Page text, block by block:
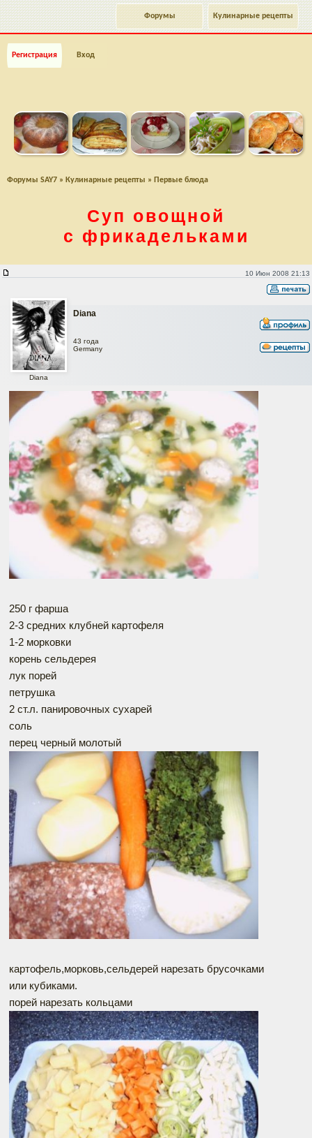
Кулинарные рецепты
Форумы
Регистрация Вход
Форумы SAY7 » Кулинарные рецепты » Первые блюда
Суп овощной
с фрикадельками
10 Июн 2008 21:13
Diana
Diana
43 года
Germany
250 г фарша
2-3 средних клубней картофеля
1-2 морковки
корень сельдерея
лук порей
петрушка
2 ст.л. панировочных сухарей
соль
перец черный молотый
картофель,морковь,сельдерей нарезать брусочками
или кубиками.
порей нарезать кольцами